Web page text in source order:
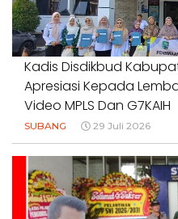
Kadis Disdikbud
Apresiasi Kepada
Video MPLS Dan G7KAIH
SUBANG 29 Juli 2026